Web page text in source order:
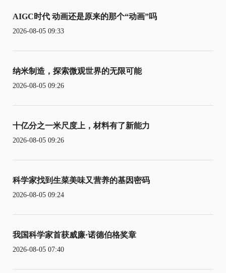
AIGC时代 动画还是原来的那个“动画”吗
2026-08-05 09:33
纳米制造，探索微观世界的无限可能
2026-08-05 09:26
十亿分之一米尺度上，材料有了新能力
2026-08-05 09:26
科学家找到生菜美味又营养的基因密码
2026-08-05 09:24
我国科学家首获威廉·诺德伯格奖章
2026-08-05 07:40